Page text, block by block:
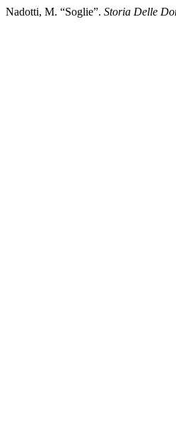
Nadotti, M. “Soglie”. Storia Delle